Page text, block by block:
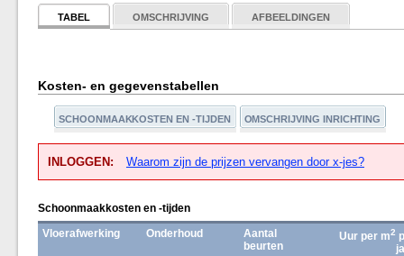
TABEL OMSCHRIJVING AFBEELDINGEN
Kosten- en gegevenstabellen
SCHOONMAAKKOSTEN EN -TIJDEN OMSCHRIJVING INRICHTING
INLOGGEN: Waarom zijn de prijzen vervangen door x-jes?
Schoonmaakkosten en -tijden
Vloerafwerking
Onderhoud
Aantal
beurten
Uur per m2